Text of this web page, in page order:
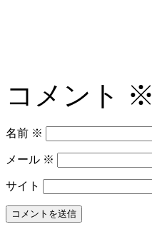
コメント ※
名前 ※
メール ※
サイト